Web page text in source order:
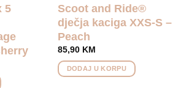
5
Scoot and Ride®
dječja kaciga XXS-S –
Peach
85,90 KM
DODAJ U KORPU